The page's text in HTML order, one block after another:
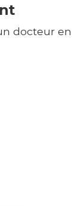
docteur en